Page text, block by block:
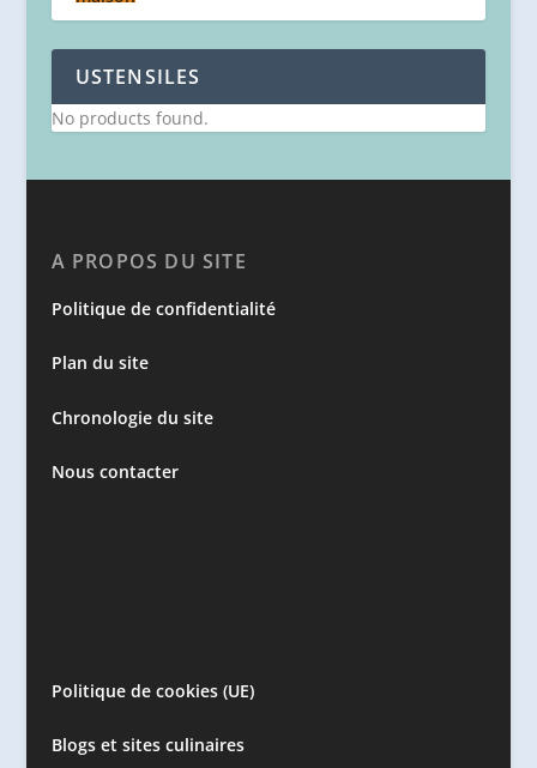
USTENSILES
No products found.
A PROPOS DU SITE
Politique de confidentialité
Plan du site
Chronologie du site
Nous contacter
Politique de cookies (UE)
Blogs et sites culinaires